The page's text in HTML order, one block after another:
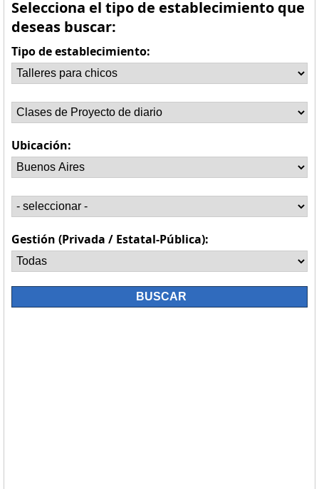
Selecciona el tipo de establecimiento que
deseas buscar:
Tipo de establecimiento:
Ubicación:
Gestión (Privada / Estatal-Pública):